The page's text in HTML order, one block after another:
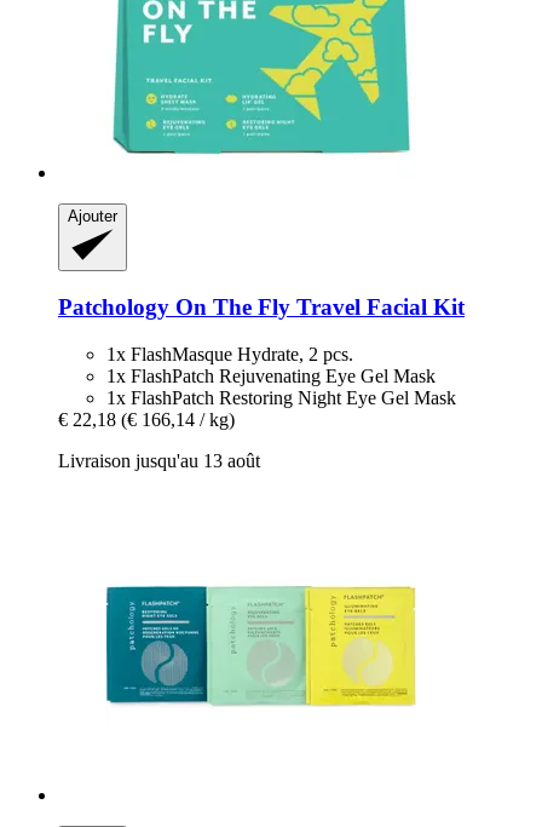
Ajouter
Patchology On The Fly Travel Facial Kit
1x FlashMasque Hydrate, 2 pcs.
1x FlashPatch Rejuvenating Eye Gel Mask
1x FlashPatch Restoring Night Eye Gel Mask
€ 22,18 (€ 166,14 / kg)
Livraison jusqu'au 13 août